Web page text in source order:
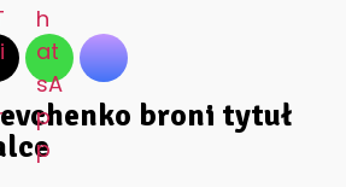
broni tytuł